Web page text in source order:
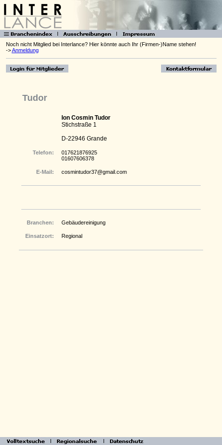
Noch nicht Mitglied bei Interlance? Hier könnte auch Ihr (Firmen-)Name stehen!
->Anmeldung
Tudor
Ion Cosmin Tudor
Stichstraße 1
D-22946 Grande
Telefon:
017621876925
01607606378
E-Mail: cosmintudor37@gmail.com
Branchen: Gebäudereinigung
Einsatzort: Regional